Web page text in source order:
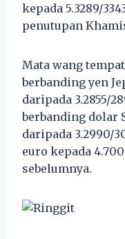
kepada 5.3289/
penutupan
Mata wang
berbanding yen
daripada 3.2855/
berbanding dolar
daripada 3.2990/
euro kepada
sebelumnya.